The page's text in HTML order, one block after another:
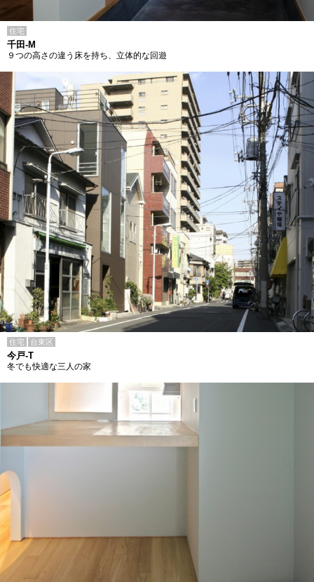
住宅
千田-M
９つの高さの違う床を持ち、立体的な回遊
住宅 台東区
今戸-T
冬でも快適な三人の家